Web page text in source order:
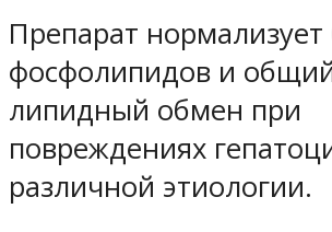
Препарат нормализует
фосфолипидов и
липидный обмен при
повреждениях
различной этиологии.